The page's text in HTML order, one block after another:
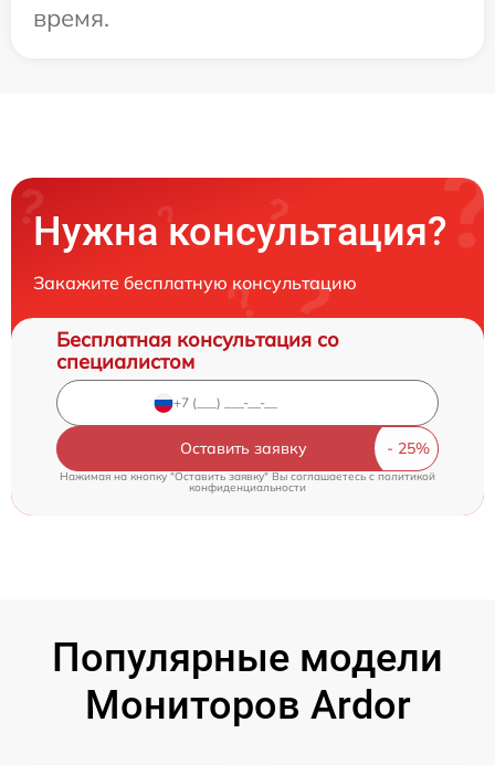
время.
Нужна консультация?
Закажите бесплатную консультацию
Бесплатная консультация со
специалистом
Оставить заявку
Нажимая на кнопку "Оставить заявку" Вы соглашаетесь cполитикой
конфиденциальности
Популярные модели
Мониторов Ardor